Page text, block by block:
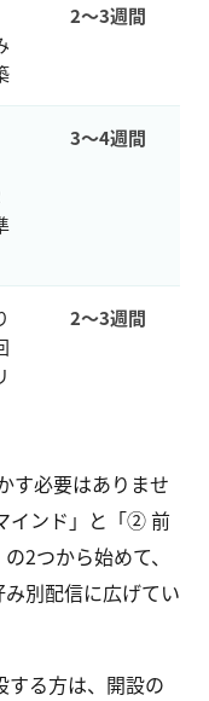
2〜3週間
3〜4週間
2〜3週間
す必要はありませ
インド」と「② 前
2つから始めて、
別配信に広げてい
する方は、開設の